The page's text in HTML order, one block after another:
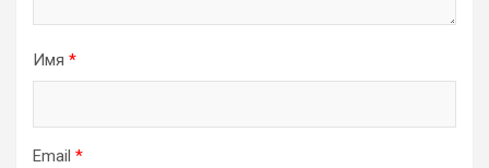
Имя *
Email *